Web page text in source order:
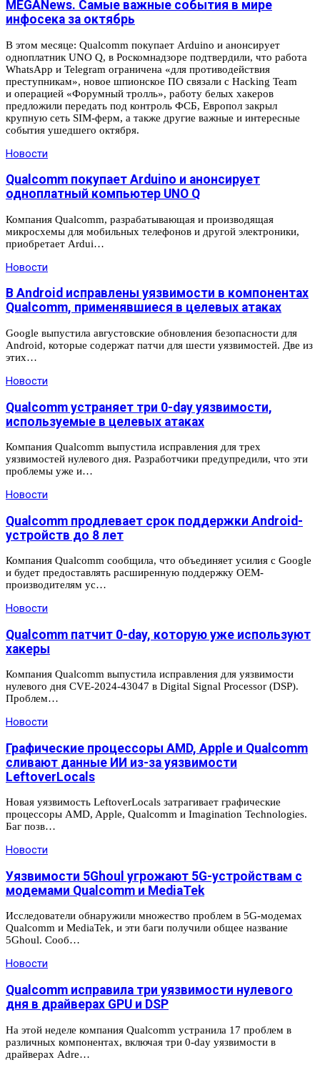
MEGANews. Cамые важные события в мире
инфосека за октябрь
В этом месяце: Qualcomm покупает Arduino и анонсирует
одноплатник UNO Q, в Роскомнадзоре подтвердили, что работа
WhatsApp и Telegram ограничена «для противодействия
преступникам», новое шпионское ПО связали с Hacking Team
и операцией «Форумный тролль», работу белых хакеров
предложили передать под контроль ФСБ, Европол закрыл
крупную сеть SIM-ферм, а также другие важные и интересные
события ушедшего октября.
Новости
Qualcomm покупает Arduino и анонсирует
одноплатный компьютер UNO Q
Компания Qualcomm, разрабатывающая и производящая
микросхемы для мобильных телефонов и другой электроники,
приобретает Ardui…
Новости
В Android исправлены уязвимости в компонентах
Qualcomm, применявшиеся в целевых атаках
Google выпустила августовские обновления безопасности для
Android, которые содержат патчи для шести уязвимостей. Две из
этих…
Новости
Qualcomm устраняет три 0-day уязвимости,
используемые в целевых атаках
Компания Qualcomm выпустила исправления для трех
уязвимостей нулевого дня. Разработчики предупредили, что эти
проблемы уже и…
Новости
Qualcomm продлевает срок поддержки Android-
устройств до 8 лет
Компания Qualcomm сообщила, что объединяет усилия с Google
и будет предоставлять расширенную поддержку OEM-
производителям ус…
Новости
Qualcomm патчит 0-day, которую уже используют
хакеры
Компания Qualcomm выпустила исправления для уязвимости
нулевого дня CVE-2024-43047 в Digital Signal Processor (DSP).
Проблем…
Новости
Графические процессоры AMD, Apple и Qualcomm
сливают данные ИИ из-за уязвимости
LeftoverLocals
Новая уязвимость LeftoverLocals затрагивает графические
процессоры AMD, Apple, Qualcomm и Imagination Technologies.
Баг позв…
Новости
Уязвимости 5Ghoul угрожают 5G-устройствам с
модемами Qualcomm и MediaTek
Исследователи обнаружили множество проблем в 5G-модемах
Qualcomm и MediaTek, и эти баги получили общее название
5Ghoul. Сооб…
Новости
Qualcomm исправила три уязвимости нулевого
дня в драйверах GPU и DSP
На этой неделе компания Qualcomm устранила 17 проблем в
различных компонентах, включая три 0-day уязвимости в
драйверах Adre…